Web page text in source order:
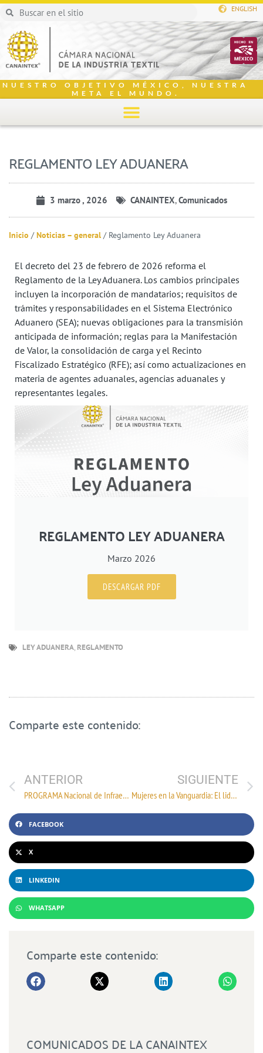
ENGLISH
NUESTRO OBJETIVO MÉXICO, NUESTRA
META EL MUNDO.
REGLAMENTO LEY ADUANERA
3 marzo , 2026 CANAINTEX,Comunicados
Inicio /Noticias – general / Reglamento Ley Aduanera
El decreto del 23 de febrero de 2026 reforma el
Reglamento de la Ley Aduanera. Los cambios principales
incluyen la incorporación de mandatarios; requisitos de
trámites y responsabilidades en el Sistema Electrónico
Aduanero (SEA); nuevas obligaciones para la transmisión
anticipada de información; reglas para la Manifestación
de Valor, la consolidación de carga y el Recinto
Fiscalizado Estratégico (RFE); así como actualizaciones en
materia de agentes aduanales, agencias aduanales y
representantes legales.
REGLAMENTO LEY ADUANERA
Marzo 2026
DESCARGAR PDF
LEY ADUANERA, REGLAMENTO
Comparte este contenido:
FACEBOOK
X
LINKEDIN
WHATSAPP
ANTERIOR
PROGRAMA Nacional de Infraestructura de la Calidad 2026.
SIGUIENTE
Mujeres en la Vanguardia: El liderazgo que define el futuro de la Industria Textil
Comparte este contenido:
COMUNICADOS DE LA CANAINTEX